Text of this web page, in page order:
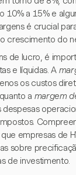
10% a 15% e
é crucial
crescimento do
de lucro, é
e líquidas. A
os custos
a margem
empresas de
sobre
de investimento.